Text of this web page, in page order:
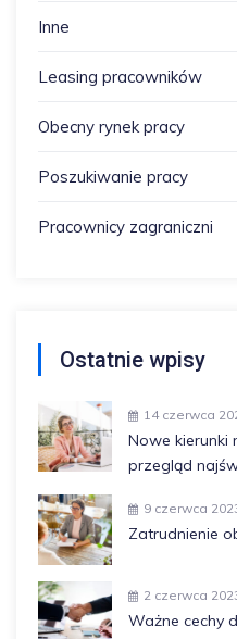
Inne
Leasing pracowników
Obecny rynek pracy
Poszukiwanie pracy
Pracownicy zagraniczni
Ostatnie wpisy
14 czerwca
Nowe kierunki
przegląd
9 czerwca
Zatrudnienie
2 czerwca
Ważne cechy